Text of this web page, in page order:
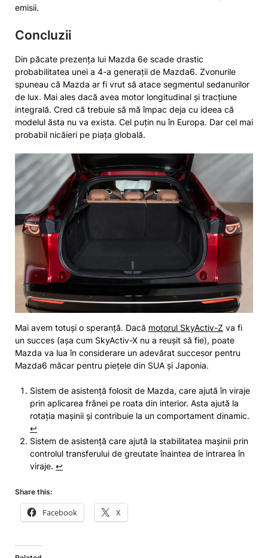
emisii.
Concluzii
Din păcate prezența lui Mazda 6e scade drastic
probabilitatea unei a 4-a generații de Mazda6. Zvonurile
spuneau că Mazda ar fi vrut să atace segmentul sedanurilor
de lux. Mai ales dacă avea motor longitudinal și tracțiune
integrală. Cred că trebuie să mă împac deja cu ideea că
modelul ăsta nu va exista. Cel puțin nu în Europa. Dar cel mai
probabil nicăieri pe piața globală.
Mai avem totuși o speranță. Dacă motorul SkyActiv-Z va fi
un succes (așa cum SkyActiv-X nu a reușit să fie), poate
Mazda va lua în considerare un adevărat succesor pentru
Mazda6 măcar pentru piețele din SUA și Japonia.
Sistem de asistență folosit de Mazda, care ajută în viraje
prin aplicarea frânei pe roata din interior. Asta ajută la
rotația mașinii și contribuie la un comportament dinamic.
↩︎
Sistem de asistență care ajută la stabilitatea mașinii prin
controlul transferului de greutate înaintea de intrarea în
viraje. ↩︎
Share this:
Facebook X